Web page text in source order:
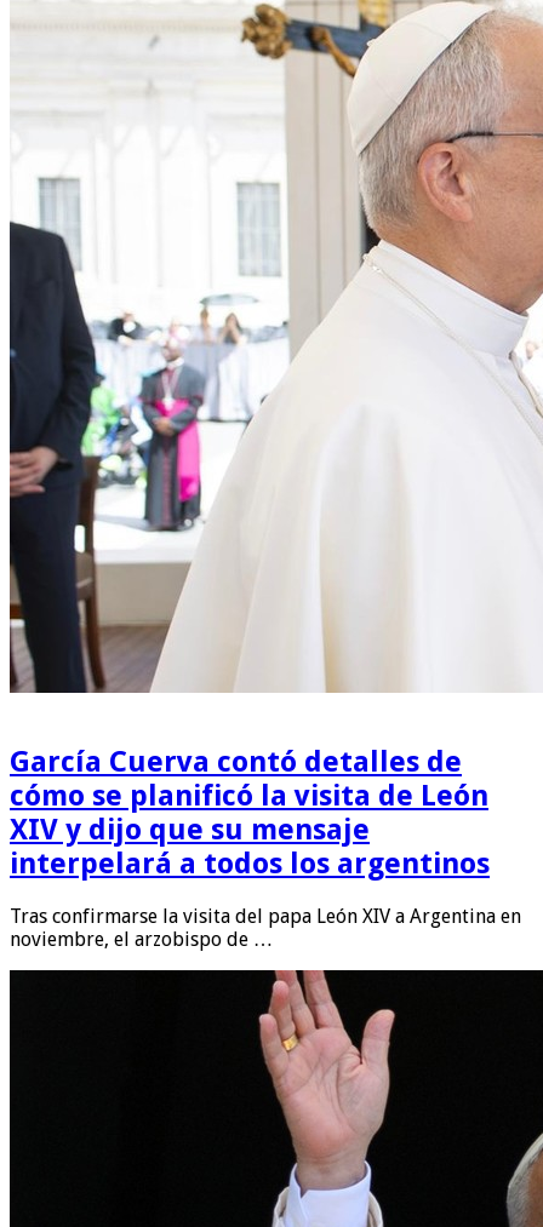
García Cuerva contó detalles de
cómo se planificó la visita de León
XIV y dijo que su mensaje
interpelará a todos los argentinos
Tras confirmarse la visita del papa León XIV a Argentina en
noviembre, el arzobispo de …